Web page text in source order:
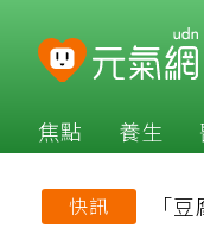
焦點 養生
快訊 「